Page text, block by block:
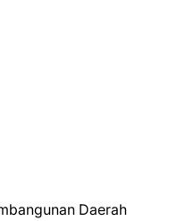
Daerah